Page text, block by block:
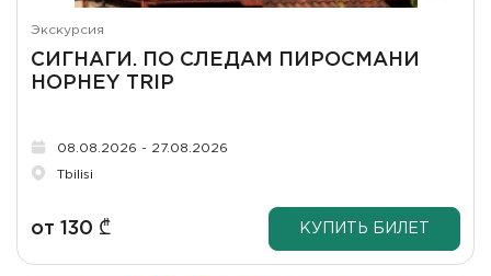
Экскурсия
СИГНАГИ. ПО СЛЕДАМ ПИРОСМАНИ
HOPHEY TRIP
08.08.2026 - 27.08.2026
Tbilisi
от 130 ₾ КУПИТЬ БИЛЕТ